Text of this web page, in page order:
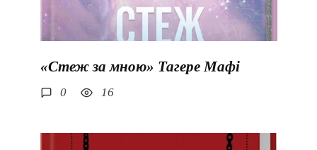
«Стеж за мною» Тагере Мафі
0 16